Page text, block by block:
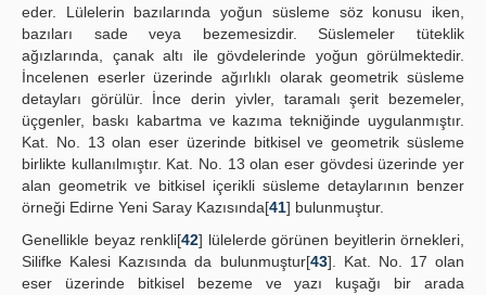
eder. Lülelerin bazılarında yoğun süsleme söz konusu iken,
bazıları sade veya bezemesizdir. Süslemeler tüteklik
ağızlarında, çanak altı ile gövdelerinde yoğun görülmektedir.
İncelenen eserler üzerinde ağırlıklı olarak geometrik süsleme
detayları görülür. İnce derin yivler, taramalı şerit bezemeler,
üçgenler, baskı kabartma ve kazıma tekniğinde uygulanmıştır.
Kat. No. 13 olan eser üzerinde bitkisel ve geometrik süsleme
birlikte kullanılmıştır. Kat. No. 13 olan eser gövdesi üzerinde yer
alan geometrik ve bitkisel içerikli süsleme detaylarının benzer
örneği Edirne Yeni Saray Kazısında[41] bulunmuştur.
Genellikle beyaz renkli[42] lülelerde görünen beyitlerin örnekleri,
Silifke Kalesi Kazısında da bulunmuştur[43]. Kat. No. 17 olan
eser üzerinde bitkisel bezeme ve yazı kuşağı bir arada